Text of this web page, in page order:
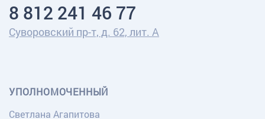
8 812 241 46 77
Суворовский пр-т, д. 62, лит. А
УПОЛНОМОЧЕННЫЙ
Светлана Агапитова